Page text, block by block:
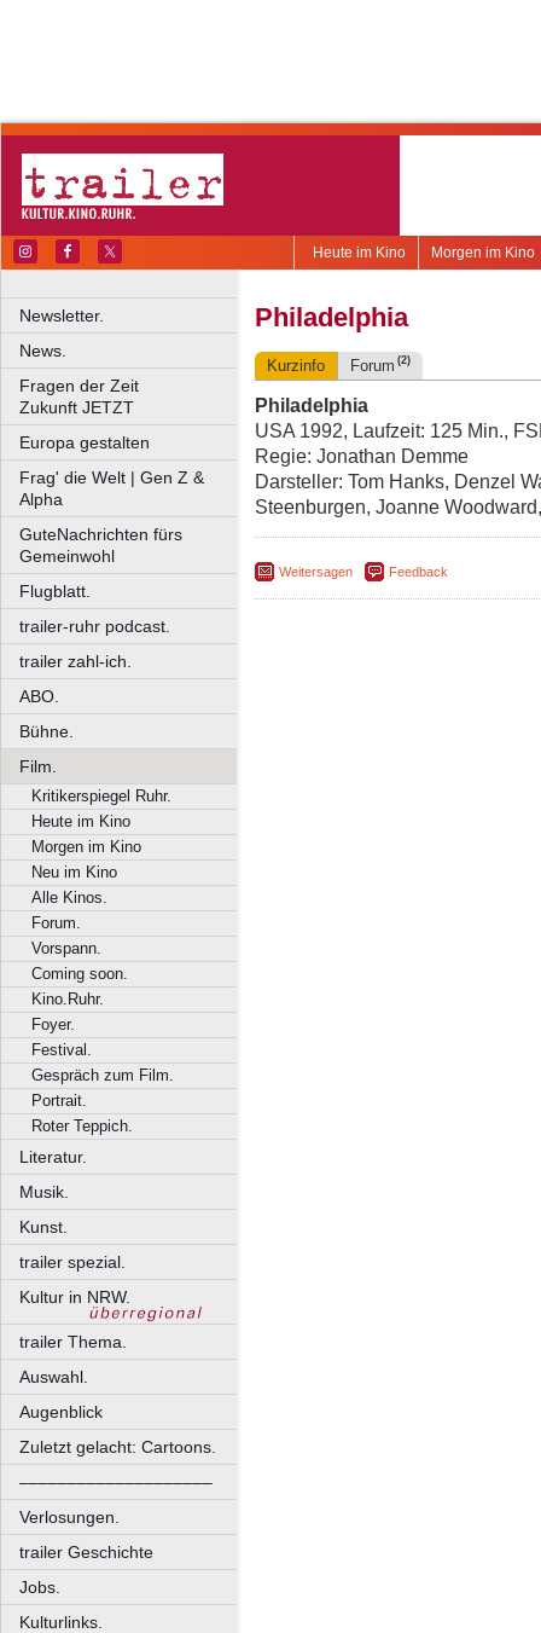
Morgen im Kino
Heute im Kino
Newsletter.
News.
Fragen der Zeit
Zukunft JETZT
Europa gestalten
Frag' die Welt | Gen Z &
Alpha
GuteNachrichten fürs
Gemeinwohl
Flugblatt.
trailer-ruhr podcast.
trailer zahl-ich.
ABO.
Bühne.
Film.
Kritikerspiegel Ruhr.
Heute im Kino
Morgen im Kino
Neu im Kino
Alle Kinos.
Forum.
Vorspann.
Coming soon.
Kino.Ruhr.
Foyer.
Festival.
Gespräch zum Film.
Portrait.
Roter Teppich.
Literatur.
Musik.
Kunst.
trailer spezial.
Kultur in NRW.
trailer Thema.
Auswahl.
Augenblick
Zuletzt gelacht: Cartoons.
––––––––––––––––––––
Verlosungen.
trailer Geschichte
Jobs.
Kulturlinks.
Philadelphia
Kurzinfo Forum (2)
Philadelphia
USA 1992, Laufzeit: 125 Min.,
Regie: Jonathan Demme
Darsteller: Tom Hanks, Denzel
Steenburgen, Joanne
Weitersagen Feedback